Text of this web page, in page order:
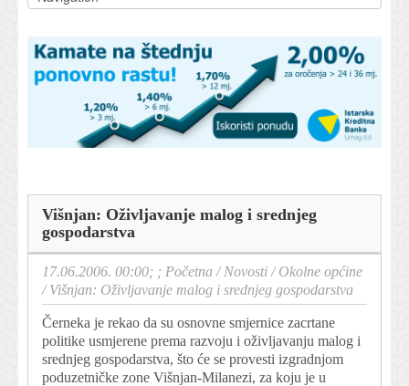
Višnjan: Oživljavanje malog i srednjeg
gospodarstva
17.06.2006. 00:00; ; Početna /Novosti /Okolne općine
/Višnjan: Oživljavanje malog i srednjeg gospodarstva
Černeka je rekao da su osnovne smjernice zacrtane
politike usmjerene prema razvoju i oživljavanju malog i
srednjeg gospodarstva, što će se provesti izgradnjom
poduzetničke zone Višnjan-Milanezi, za koju je u